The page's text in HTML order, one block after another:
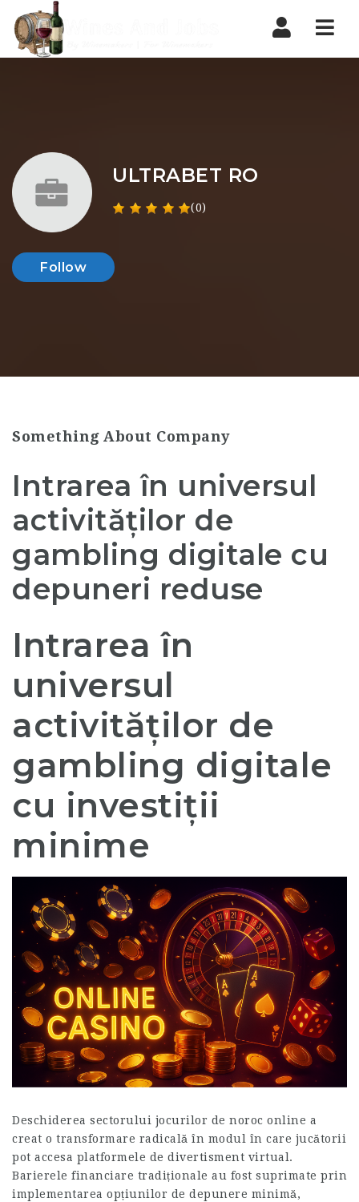
ULTRABET RO
(0)
Follow
Something About Company
Intrarea în universul
activităților de
gambling digitale cu
depuneri reduse
Intrarea în
universul
activităților de
gambling digitale
cu investiții
minime
Deschiderea sectorului jocurilor de noroc online a
creat o transformare radicală în modul în care jucătorii
pot accesa platformele de divertisment virtual.
Barierele financiare tradiționale au fost suprimate prin
implementarea opțiunilor de depunere minimă,